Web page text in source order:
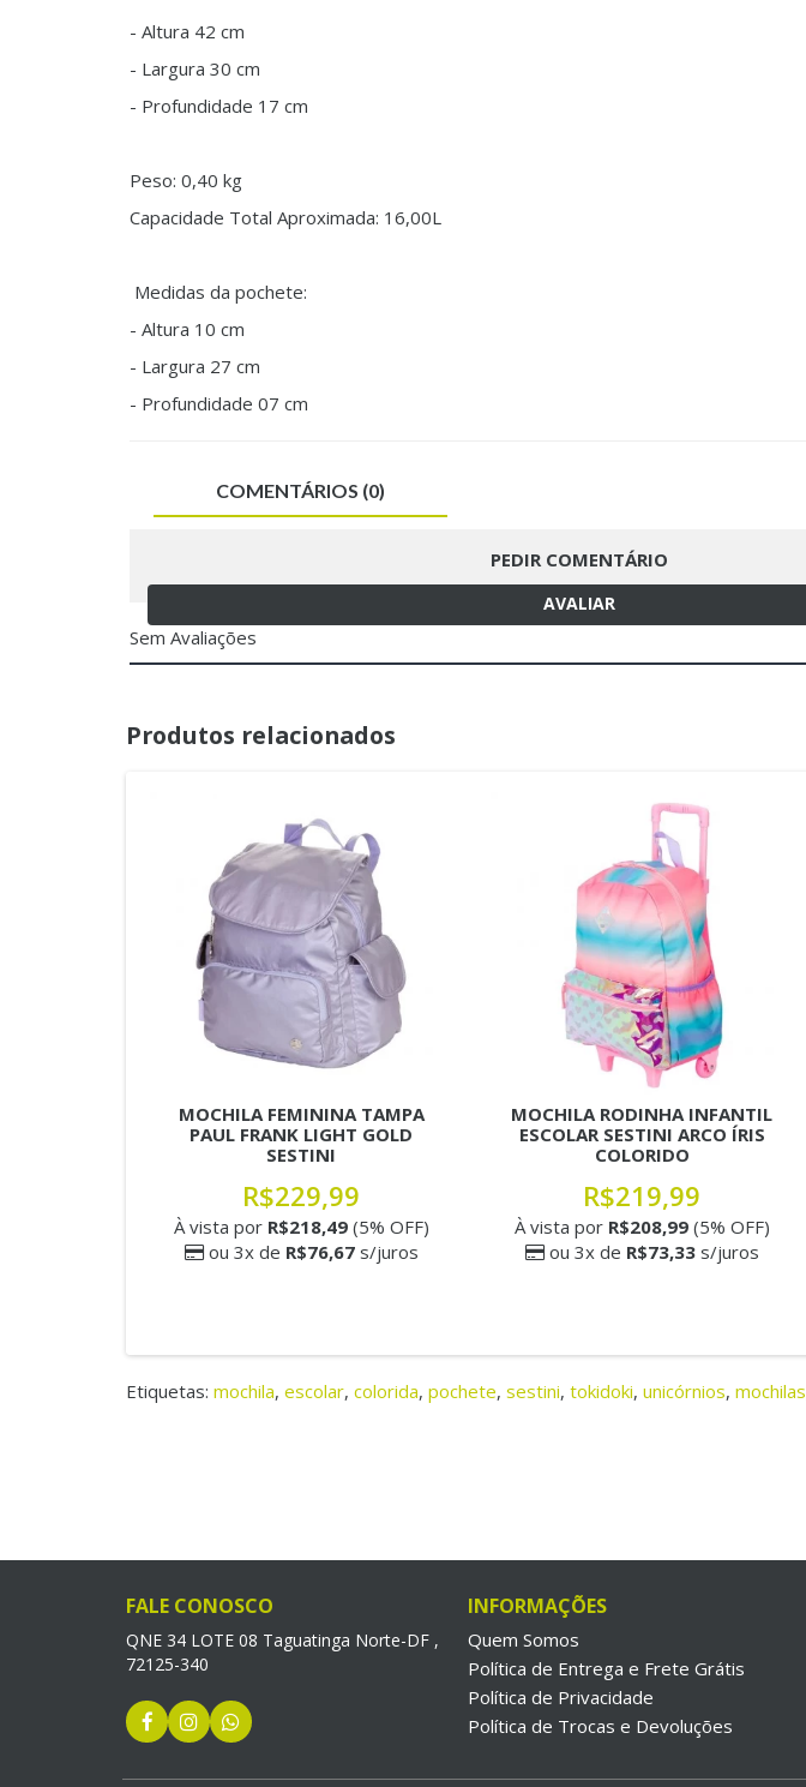
- Altura 42 cm
- Largura 30 cm
- Profundidade 17 cm
Peso: 0,40 kg
Capacidade Total Aproximada: 16,00L
Medidas da pochete:
- Altura 10 cm
- Largura 27 cm
- Profundidade 07 cm
COMENTÁRIOS (0)
PEDIR COMENTÁRIO
AVALIAR
Sem Avaliações
Produtos relacionados
MOCHILA FEMININA TAMPA
PAUL FRANK LIGHT GOLD
SESTINI
R$229,99
À vista por R$218,49(5% OFF)
ou 3x de R$76,67s/juros
MOCHILA RODINHA INFANTIL
ESCOLAR SESTINI ARCO ÍRIS
COLORIDO
R$219,99
À vista por R$208,99(5% OFF)
ou 3x de R$73,33s/juros
Etiquetas: mochila, escolar, colorida, pochete, sestini, tokidoki, unicórnios, mochilas
FALE CONOSCO
QNE 34 LOTE 08 Taguatinga Norte-DF ,
72125-340
INFORMAÇÕES
Quem Somos
Política de Entrega e Frete Grátis
Política de Privacidade
Política de Trocas e Devoluções